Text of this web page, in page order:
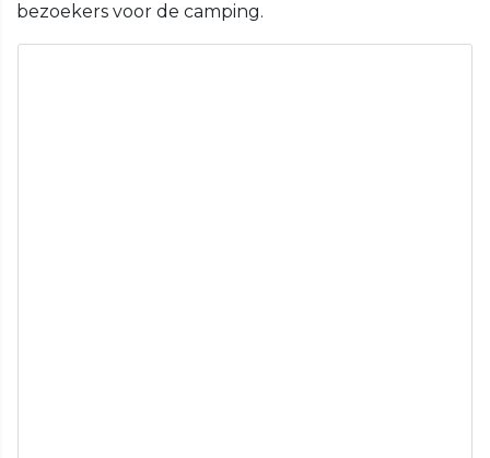
bezoekers voor de camping.